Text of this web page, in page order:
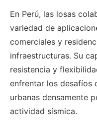
En Perú, las losas
variedad de
comerciales y
infraestructuras. Su
resistencia y
enfrentar los desafíos
urbanas densamente
actividad sísmica.